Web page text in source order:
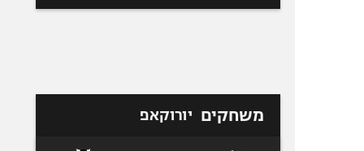
משחקים יורוקאפ